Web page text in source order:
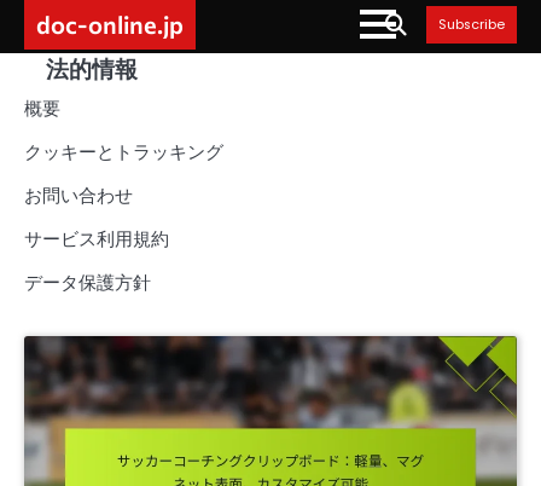
content
doc-online.jp Subscribe
法的情報
概要
クッキーとトラッキング
お問い合わせ
サービス利用規約
データ保護方針